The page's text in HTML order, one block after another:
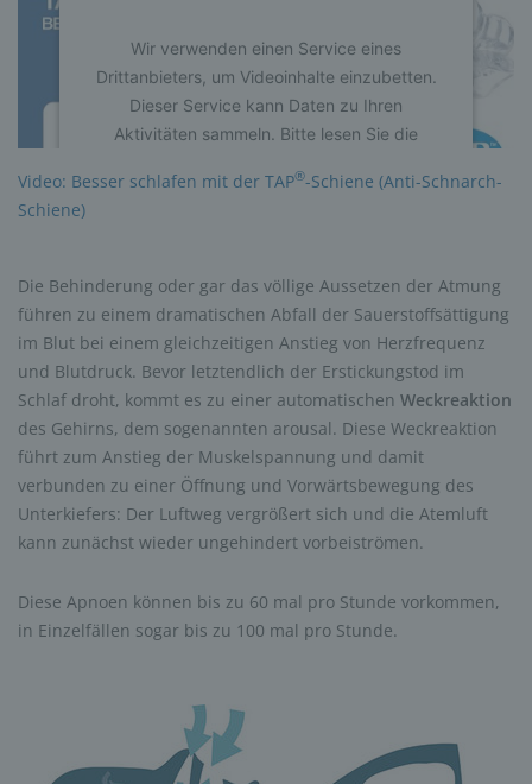
Wir verwenden einen Service eines
Drittanbieters, um Videoinhalte einzubetten.
Dieser Service kann Daten zu Ihren
Aktivitäten sammeln. Bitte lesen Sie die
des Service zu, um dieses Video anzusehen.
Akzeptieren
powered byUsercentrics Consent
Management Platform
Video: Besser schlafen mit der TAP®-Schiene (Anti-Schnarch-
Schiene)
Die Behinderung oder gar das völlige Aussetzen der Atmung
führen zu einem dramatischen Abfall der Sauerstoffsättigung
im Blut bei einem gleichzeitigen Anstieg von Herzfrequenz
und Blutdruck. Bevor letztendlich der Erstickungstod im
Schlaf droht, kommt es zu einer automatischen Weckreaktion
des Gehirns, dem sogenannten arousal. Diese Weckreaktion
führt zum Anstieg der Muskelspannung und damit
verbunden zu einer Öffnung und Vorwärtsbewegung des
Unterkiefers: Der Luftweg vergrößert sich und die Atemluft
kann zunächst wieder ungehindert vorbeiströmen.
Diese Apnoen können bis zu 60 mal pro Stunde vorkommen,
in Einzelfällen sogar bis zu 100 mal pro Stunde.